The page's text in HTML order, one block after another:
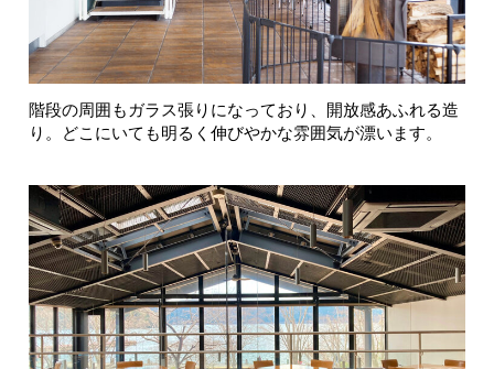
階段の周囲もガラス張りになっており、開放感あふれる造
り。どこにいても明るく伸びやかな雰囲気が漂います。